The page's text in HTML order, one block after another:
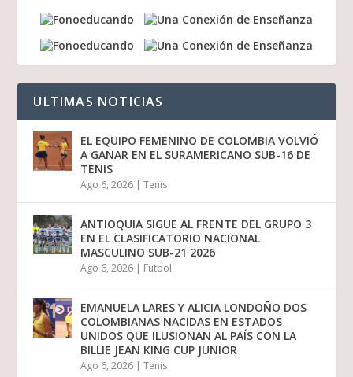
ULTIMAS NOTICIAS
EL EQUIPO FEMENINO DE COLOMBIA VOLVIÓ
A GANAR EN EL SURAMERICANO SUB-16 DE
TENIS
Ago 6, 2026 |Tenis
ANTIOQUIA SIGUE AL FRENTE DEL GRUPO 3
EN EL CLASIFICATORIO NACIONAL
MASCULINO SUB-21 2026
Ago 6, 2026 | Futbol
EMANUELA LARES Y ALICIA LONDOÑO DOS
COLOMBIANAS NACIDAS EN ESTADOS
UNIDOS QUE ILUSIONAN AL PAÍS CON LA
BILLIE JEAN KING CUP JUNIOR
Ago 6, 2026 |Tenis